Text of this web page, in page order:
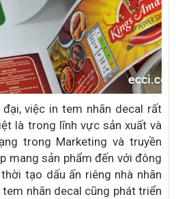
việc in tem nhãn decal rất
là trong lĩnh vực sản xuất và
trong Marketing và truyền
mang sản phẩm đến với đông
tạo dấu ấn riêng nhà nhãn
nhãn decal cũng phát triển